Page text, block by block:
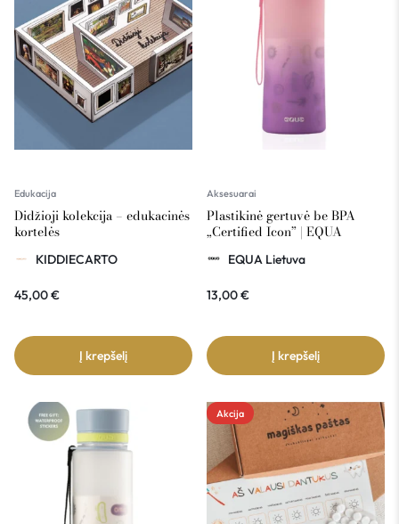
Edukacija
Didžioji kolekcija – edukacinės
kortelės
KIDDIECARTO
45,00€
Į krepšelį
Aksesuarai
Plastikinė gertuvė be BPA
„Certified Icon” | EQUA
EQUA Lietuva
13,00€
Į krepšelį
Akcija